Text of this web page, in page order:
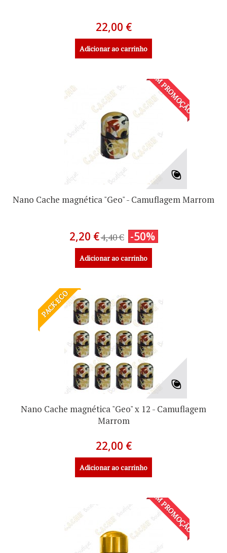
22,00 €
Adicionar ao carrinho
EM PROMOÇÃO!
Nano Cache magnética "Geo" - Camuflagem Marrom
2,20 €4,40 € -50%
Adicionar ao carrinho
PACK ECO
Nano Cache magnética "Geo" x 12 - Camuflagem
Marrom
22,00 €
Adicionar ao carrinho
EM PROMOÇÃO!